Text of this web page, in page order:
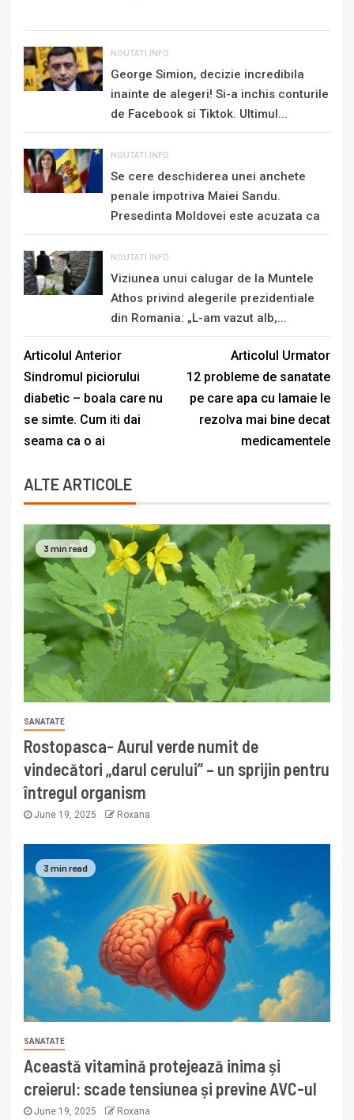
NOUTATI.INFO
George Simion, decizie incredibila
inainte de alegeri! Si-a inchis conturile
de Facebook si Tiktok. Ultimul...
NOUTATI.INFO
Se cere deschiderea unei anchete
penale impotriva Maiei Sandu.
Presedinta Moldovei este acuzata ca
„se...
NOUTATI.INFO
Viziunea unui calugar de la Muntele
Athos privind alegerile prezidentiale
din Romania: „L-am vazut alb,...
Articolul Anterior
Sindromul piciorului
diabetic – boala care nu
se simte. Cum iti dai
seama ca o ai
Articolul Urmator
12 probleme de sanatate
pe care apa cu lamaie le
rezolva mai bine decat
medicamentele
ALTE ARTICOLE
3 min read
SANATATE
Rostopasca- Aurul verde numit de
vindecători „darul cerului” – un sprijin pentru
întregul organism
June 19, 2025 Roxana
3 min read
SANATATE
Această vitamină protejează inima și
creierul: scade tensiunea și previne AVC-ul
June 19, 2025 Roxana